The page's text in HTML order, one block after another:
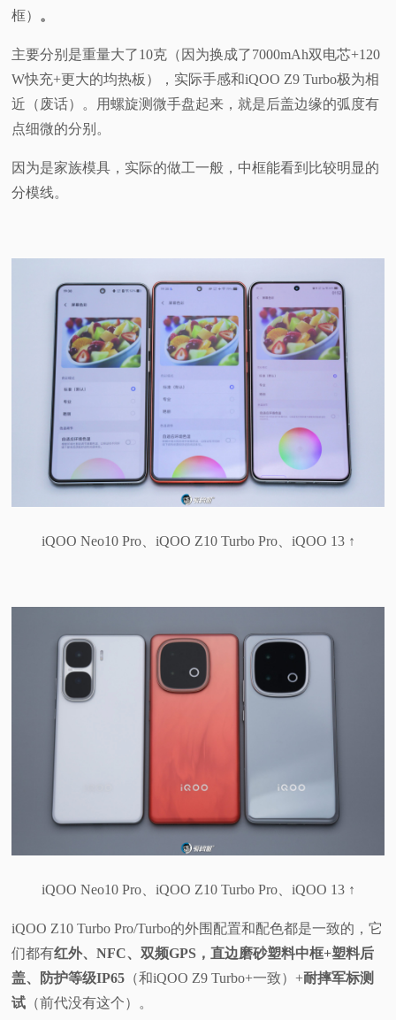
框） 。
主要分别是重量大了10克（因为换成了7000mAh双电芯+120
W快充+更大的均热板），实际手感和iQOO Z9 Turbo极为相
近（废话）。用螺旋测微手盘起来，就是后盖边缘的弧度有
点细微的分别。
因为是家族模具，实际的做工一般，中框能看到比较明显的
分模线。
iQOO Neo10 Pro、iQOO Z10 Turbo Pro、iQOO 13 ↑
iQOO Neo10 Pro、iQOO Z10 Turbo Pro、iQOO 13 ↑
iQOO Z10 Turbo Pro/Turbo的外围配置和配色都是一致的，它
们都有红外、NFC、双频GPS，直边磨砂塑料中框+塑料后
盖、防护等级IP65 （和iQOO Z9 Turbo+一致）+耐摔军标测
试 （前代没有这个）。